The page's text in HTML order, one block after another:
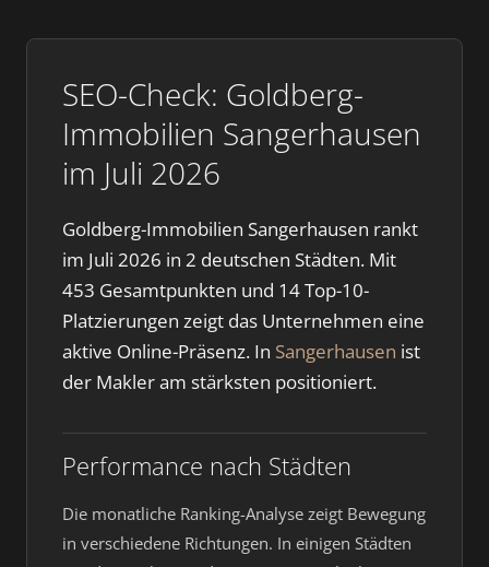
SEO-Check: Goldberg-
Immobilien Sangerhausen
im Juli 2026
Goldberg-Immobilien Sangerhausen rankt
im Juli 2026 in 2 deutschen Städten. Mit
453 Gesamtpunkten und 14 Top-10-
Platzierungen zeigt das Unternehmen eine
aktive Online-Präsenz. In Sangerhausen ist
der Makler am stärksten positioniert.
Performance nach Städten
Die monatliche Ranking-Analyse zeigt Bewegung
in verschiedene Richtungen. In einigen Städten